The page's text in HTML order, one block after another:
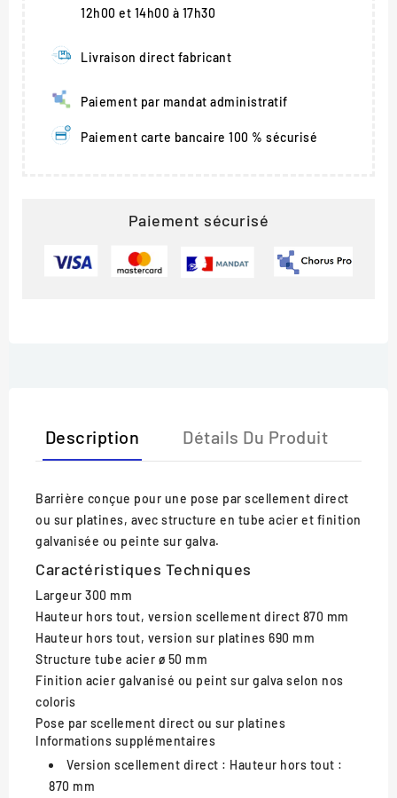
12h00 et 14h00 à 17h30
Livraison direct fabricant
Paiement par mandat administratif
Paiement carte bancaire 100 % sécurisé
Paiement sécurisé
Description Détails Du Produit
Barrière conçue pour une pose par scellement direct
ou sur platines, avec structure en tube acier et finition
galvanisée ou peinte sur galva.
Caractéristiques Techniques
Largeur 300 mm
Hauteur hors tout, version scellement direct 870 mm
Hauteur hors tout, version sur platines 690 mm
Structure tube acier ø 50 mm
Finition acier galvanisé ou peint sur galva selon nos
coloris
Pose par scellement direct ou sur platines
Informations supplémentaires
Version scellement direct : Hauteur hors tout :
870 mm